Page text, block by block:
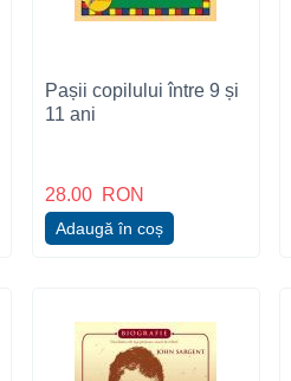
Pașii copilului între 9 și
11 ani
28.00 RON
Adaugă în coș